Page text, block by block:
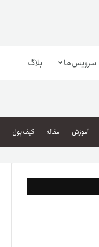
سرویس‌ها
بازار تترلند
سرمایه‌گذاری آسان
بلاگ
آموزش مقاله کیف پول